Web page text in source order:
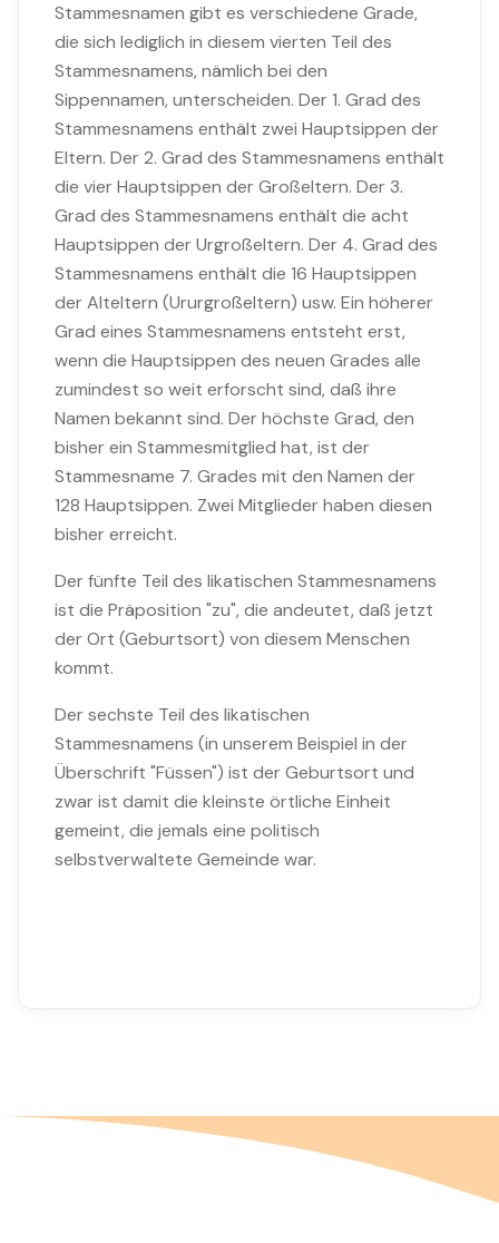
Stammesnamen gibt es verschiedene Grade,
die sich lediglich in diesem vierten Teil des
Stammesnamens, nämlich bei den
Sippennamen, unterscheiden. Der 1. Grad des
Stammesnamens enthält zwei Hauptsippen der
Eltern. Der 2. Grad des Stammesnamens enthält
die vier Hauptsippen der Großeltern. Der 3.
Grad des Stammesnamens enthält die acht
Hauptsippen der Urgroßeltern. Der 4. Grad des
Stammesnamens enthält die 16 Hauptsippen
der Alteltern (Ururgroßeltern) usw. Ein höherer
Grad eines Stammesnamens entsteht erst,
wenn die Hauptsippen des neuen Grades alle
zumindest so weit erforscht sind, daß ihre
Namen bekannt sind. Der höchste Grad, den
bisher ein Stammesmitglied hat, ist der
Stammesname 7. Grades mit den Namen der
128 Hauptsippen. Zwei Mitglieder haben diesen
bisher erreicht.
Der fünfte Teil des likatischen Stammesnamens
ist die Präposition "zu", die andeutet, daß jetzt
der Ort (Geburtsort) von diesem Menschen
kommt.
Der sechste Teil des likatischen
Stammesnamens (in unserem Beispiel in der
Überschrift "Füssen") ist der Geburtsort und
zwar ist damit die kleinste örtliche Einheit
gemeint, die jemals eine politisch
selbstverwaltete Gemeinde war.